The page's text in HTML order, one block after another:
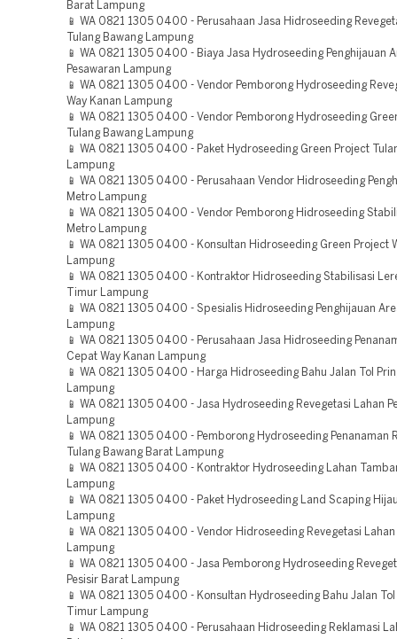
Barat Lampung
📱 WA 0821 1305 0400 - Perusahaan Jasa Hidroseeding
Tulang Bawang Lampung
📱 WA 0821 1305 0400 - Biaya Jasa Hydroseeding Penghijauan
Pesawaran Lampung
📱 WA 0821 1305 0400 - Vendor Pemborong Hydroseeding
Way Kanan Lampung
📱 WA 0821 1305 0400 - Vendor Pemborong Hydroseeding
Tulang Bawang Lampung
📱 WA 0821 1305 0400 - Paket Hydroseeding Green Project
Lampung
📱 WA 0821 1305 0400 - Perusahaan Vendor Hidroseeding
Metro Lampung
📱 WA 0821 1305 0400 - Vendor Pemborong Hidroseeding
Metro Lampung
📱 WA 0821 1305 0400 - Konsultan Hidroseeding Green Project
Lampung
📱 WA 0821 1305 0400 - Kontraktor Hidroseeding Stabilisasi
Timur Lampung
📱 WA 0821 1305 0400 - Spesialis Hidroseeding Penghijauan
Lampung
📱 WA 0821 1305 0400 - Perusahaan Jasa Hidroseeding
Cepat Way Kanan Lampung
📱 WA 0821 1305 0400 - Harga Hidroseeding Bahu Jalan Tol
Lampung
📱 WA 0821 1305 0400 - Jasa Hydroseeding Revegetasi Lahan
Lampung
📱 WA 0821 1305 0400 - Pemborong Hydroseeding Penanaman
Tulang Bawang Barat Lampung
📱 WA 0821 1305 0400 - Kontraktor Hydroseeding Lahan
Lampung
📱 WA 0821 1305 0400 - Paket Hydroseeding Land Scaping
Lampung
📱 WA 0821 1305 0400 - Vendor Hidroseeding Revegetasi Lahan
Lampung
📱 WA 0821 1305 0400 - Jasa Pemborong Hydroseeding
Pesisir Barat Lampung
📱 WA 0821 1305 0400 - Konsultan Hydroseeding Bahu Jalan
Timur Lampung
📱 WA 0821 1305 0400 - Perusahaan Hidroseeding Reklamasi